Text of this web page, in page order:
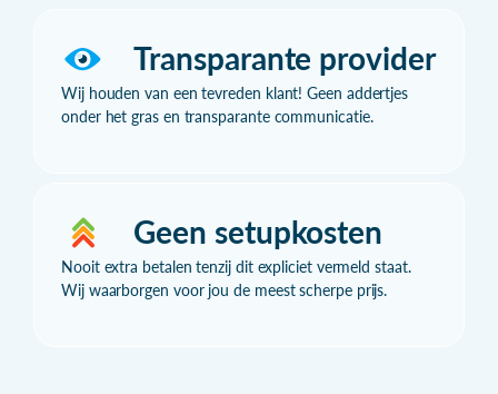
Transparante provider
Wij houden van een tevreden klant! Geen addertjes
onder het gras en transparante communicatie.
Geen setupkosten
Nooit extra betalen tenzij dit expliciet vermeld staat.
Wij waarborgen voor jou de meest scherpe prijs.